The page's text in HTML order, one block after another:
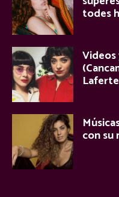
todes
Laferte
con su